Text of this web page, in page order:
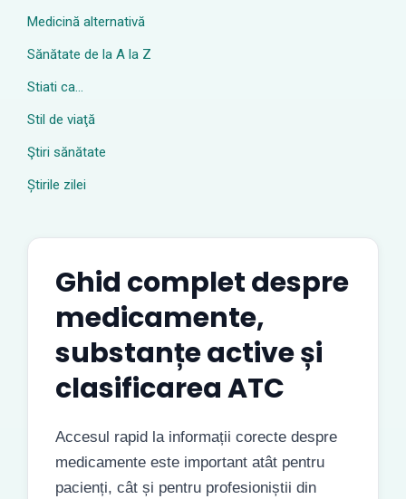
Medicină alternativă
Sănătate de la A la Z
Stiati ca…
Stil de viaţă
Ştiri sănătate
Știrile zilei
Ghid complet despre
medicamente,
substanțe active și
clasificarea ATC
Accesul rapid la informații corecte despre
medicamente este important atât pentru
pacienți, cât și pentru profesioniștii din